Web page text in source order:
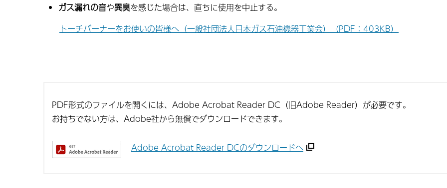
ガス漏れの音や異臭を感じた場合は、直ちに使用を中止する。
トーチバーナーをお使いの皆様へ（一般社団法人日本ガス石油機器工業会）（PDF：403KB）
PDF形式のファイルを開くには、Adobe Acrobat Reader DC（旧Adobe Reader）が必要です。
お持ちでない方は、Adobe社から無償でダウンロードできます。
Adobe Acrobat Reader DCのダウンロードへ